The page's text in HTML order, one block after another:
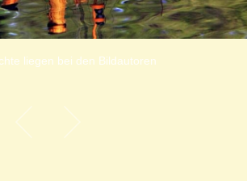
liegen bei den Bildautoren